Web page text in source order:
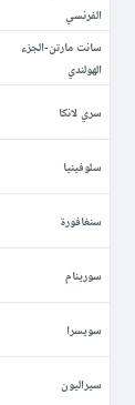
الفرنسي
سانت مارتن-الجزء
الهولندي
سري لانكا
سلوفينيا
سنغافورة
سورينام
سويسرا
سيراليون